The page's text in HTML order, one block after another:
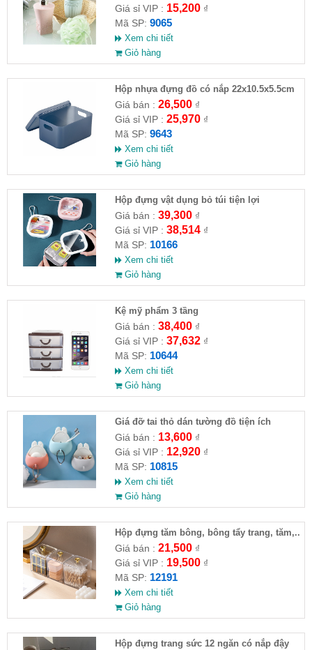
Giá sỉ VIP : 15,200₫
Mã SP: 9065
Xem chi tiết
Giỏ hàng
Hộp nhựa đựng đồ có nắp 22x10.5x5.5cm
Giá bán : 26,500₫
Giá sỉ VIP : 25,970₫
Mã SP: 9643
Xem chi tiết
Giỏ hàng
Hộp đựng vật dụng bỏ túi tiện lợi
Giá bán : 39,300₫
Giá sỉ VIP : 38,514₫
Mã SP: 10166
Xem chi tiết
Giỏ hàng
Kệ mỹ phẩm 3 tầng
Giá bán : 38,400₫
Giá sỉ VIP : 37,632₫
Mã SP: 10644
Xem chi tiết
Giỏ hàng
Giá đỡ tai thỏ dán tường đồ tiện ích
Giá bán : 13,600₫
Giá sỉ VIP : 12,920₫
Mã SP: 10815
Xem chi tiết
Giỏ hàng
Hộp đựng tăm bông, bông tẩy trang, tăm,..
Giá bán : 21,500₫
Giá sỉ VIP : 19,500₫
Mã SP: 12191
Xem chi tiết
Giỏ hàng
Hộp đựng trang sức 12 ngăn có nắp đậy